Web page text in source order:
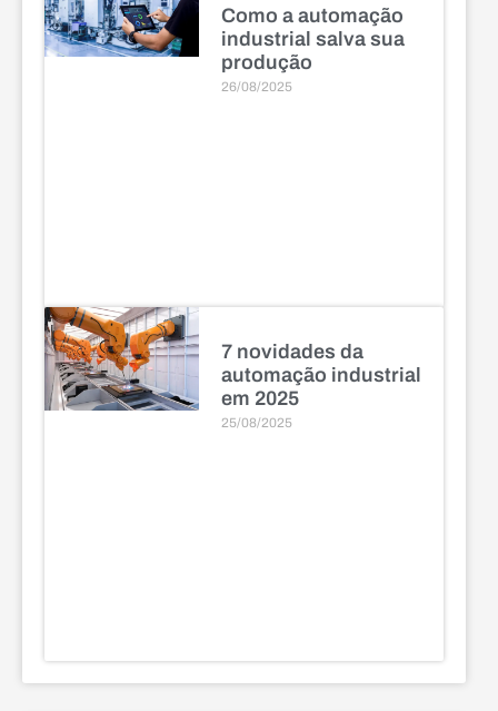
Como a automação
industrial salva sua
produção
26/08/2025
7 novidades da
automação industrial
em 2025
25/08/2025